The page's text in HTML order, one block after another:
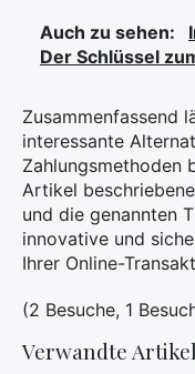
Auch zu sehen:
Der Schlüssel
Zusammenfassend
interessante
Zahlungsmethoden
Artikel
und die genannten
innovative und
Ihrer Online-
(2 Besuche, 1
Verwandte